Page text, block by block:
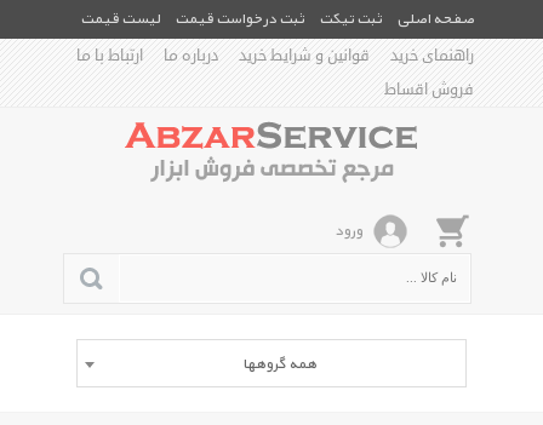
صفحه اصلی ثبت تیکت ثبت درخواست قیمت
لیست قیمت
راهنمای خرید
قوانین و شرایط خرید درباره ما
ارتباط با ما
فروش اقساط
ورود
همه گروهها